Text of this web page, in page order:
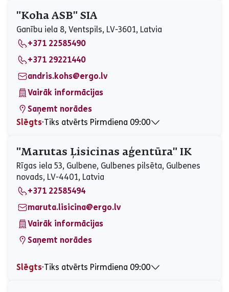
Otrdiena
08:30 - 18:00
Trešdiena
Slēgts
Ceturtdiena
08:30 - 18:00
Piektdiena
08:30 - 17:00
Sestdiena
Slēgts
Svētdiena
"Koha ASB" SIA
Ganību iela 8, Ventspils, LV-3601, Latvia
+371 22585490
+371 29221440
andris.kohs@ergo.lv
Vairāk informācijas
Saņemt norādes
Slēgts⋅Tiks atvērts Pirmdiena 09:00
Otrdiena
09:00 - 17:00
Trešdiena
09:00 - 17:00
Ceturtdiena
09:00 - 17:00
Piektdiena
09:00 - 17:00
Sestdiena
Slēgts
Svētdiena
Slēgts
"Marutas Ļisicinas aģentūra" IK
Rīgas iela 53, Gulbene, Gulbenes pilsēta, Gulbenes
novads, LV-4401, Latvia
+371 22585494
maruta.lisicina@ergo.lv
Vairāk informācijas
Saņemt norādes
Slēgts⋅Tiks atvērts Pirmdiena 09:00